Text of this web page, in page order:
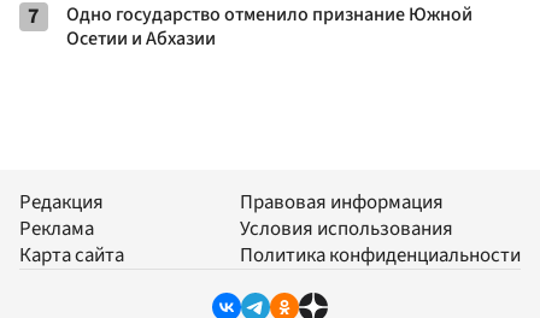
7
Одно государство отменило признание Южной
Осетии и Абхазии
Редакция
Реклама
Карта сайта
Правовая информация
Условия использования
Политика конфиденциальности